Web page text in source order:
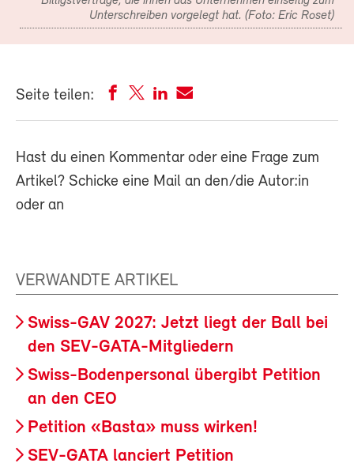
Unterschreiben vorgelegt hat. (Foto: Eric Roset)
Seite teilen:
Hast du einen Kommentar oder eine Frage zum
Artikel? Schicke eine Mail an den/die Autor:in
oder an
VERWANDTE ARTIKEL
Swiss-GAV 2027: Jetzt liegt der Ball bei
den SEV-GATA-Mitgliedern
Swiss-Bodenpersonal übergibt Petition
an den CEO
Petition «Basta» muss wirken!
SEV-GATA lanciert Petition